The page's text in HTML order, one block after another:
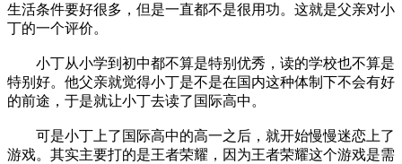
生活条件要好很多，但是一直都不是很用功。这就是父亲对小
丁的一个评价。
小丁从小学到初中都不算是特别优秀，读的学校也不算是
特别好。他父亲就觉得小丁是不是在国内这种体制下不会有好
的前途，于是就让小丁去读了国际高中。
可是小丁上了国际高中的高一之后，就开始慢慢迷恋上了
游戏。其实主要打的是王者荣耀，因为王者荣耀这个游戏是需